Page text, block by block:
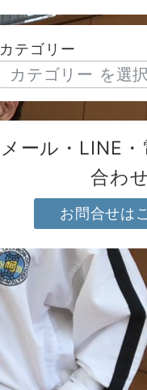
カテゴリー
メール・LINE
合わせ
お問合せは